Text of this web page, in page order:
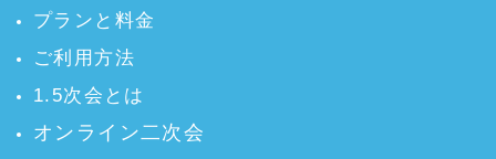
プランと料金
ご利用方法
1.5次会とは
オンライン二次会